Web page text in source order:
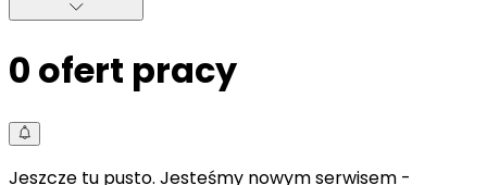
0 ofert pracy
Jeszcze tu pusto. Jesteśmy nowym serwisem -